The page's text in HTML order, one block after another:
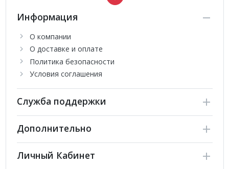
Информация
О компании
О доставке и оплате
Политика безопасности
Условия соглашения
Служба поддержки
Дополнительно
Личный Кабинет